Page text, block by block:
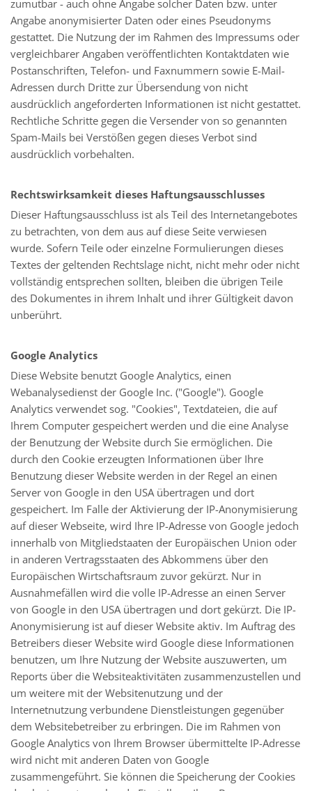
zumutbar - auch ohne Angabe solcher Daten bzw. unter
Angabe anonymisierter Daten oder eines Pseudonyms
gestattet. Die Nutzung der im Rahmen des Impressums oder
vergleichbarer Angaben veröffentlichten Kontaktdaten wie
Postanschriften, Telefon- und Faxnummern sowie E-Mail-
Adressen durch Dritte zur Übersendung von nicht
ausdrücklich angeforderten Informationen ist nicht gestattet.
Rechtliche Schritte gegen die Versender von so genannten
Spam-Mails bei Verstößen gegen dieses Verbot sind
ausdrücklich vorbehalten.
Rechtswirksamkeit dieses Haftungsausschlusses
Dieser Haftungsausschluss ist als Teil des Internetangebotes
zu betrachten, von dem aus auf diese Seite verwiesen
wurde. Sofern Teile oder einzelne Formulierungen dieses
Textes der geltenden Rechtslage nicht, nicht mehr oder nicht
vollständig entsprechen sollten, bleiben die übrigen Teile
des Dokumentes in ihrem Inhalt und ihrer Gültigkeit davon
unberührt.
Google Analytics
Diese Website benutzt Google Analytics, einen
Webanalysedienst der Google Inc. ("Google"). Google
Analytics verwendet sog. "Cookies", Textdateien, die auf
Ihrem Computer gespeichert werden und die eine Analyse
der Benutzung der Website durch Sie ermöglichen. Die
durch den Cookie erzeugten Informationen über Ihre
Benutzung dieser Website werden in der Regel an einen
Server von Google in den USA übertragen und dort
gespeichert. Im Falle der Aktivierung der IP-Anonymisierung
auf dieser Webseite, wird Ihre IP-Adresse von Google jedoch
innerhalb von Mitgliedstaaten der Europäischen Union oder
in anderen Vertragsstaaten des Abkommens über den
Europäischen Wirtschaftsraum zuvor gekürzt. Nur in
Ausnahmefällen wird die volle IP-Adresse an einen Server
von Google in den USA übertragen und dort gekürzt. Die IP-
Anonymisierung ist auf dieser Website aktiv. Im Auftrag des
Betreibers dieser Website wird Google diese Informationen
benutzen, um Ihre Nutzung der Website auszuwerten, um
Reports über die Websiteaktivitäten zusammenzustellen und
um weitere mit der Websitenutzung und der
Internetnutzung verbundene Dienstleistungen gegenüber
dem Websitebetreiber zu erbringen. Die im Rahmen von
Google Analytics von Ihrem Browser übermittelte IP-Adresse
wird nicht mit anderen Daten von Google
zusammengeführt. Sie können die Speicherung der Cookies